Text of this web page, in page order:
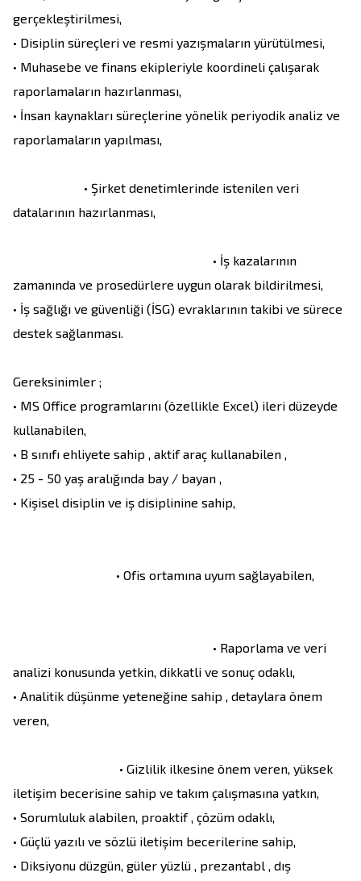
gerçekleştirilmesi,
• Disiplin süreçleri ve resmi yazışmaların yürütülmesi,
• Muhasebe ve finans ekipleriyle koordineli çalışarak
raporlamaların hazırlanması,
• İnsan kaynakları süreçlerine yönelik periyodik analiz ve
raporlamaların yapılması,
                      • Şirket denetimlerinde istenilen veri
datalarının hazırlanması,
                                                              • İş kazalarının
zamanında ve prosedürlere uygun olarak bildirilmesi,
• İş sağlığı ve güvenliği (İSG) evraklarının takibi ve sürece
destek sağlanması.
Gereksinimler ;
• MS Office programlarını (özellikle Excel) ileri düzeyde
kullanabilen,
• B sınıfı ehliyete sahip , aktif araç kullanabilen ,
• 25 - 50 yaş aralığında bay / bayan ,
• Kişisel disiplin ve iş disiplinine sahip,
                                • Ofis ortamına uyum sağlayabilen,
                                                              • Raporlama ve veri
analizi konusunda yetkin, dikkatli ve sonuç odaklı,
• Analitik düşünme yeteneğine sahip , detaylara önem
veren,
                                 • Gizlilik ilkesine önem veren, yüksek
iletişim becerisine sahip ve takım çalışmasına yatkın,
• Sorumluluk alabilen, proaktif , çözüm odaklı,
• Güçlü yazılı ve sözlü iletişim becerilerine sahip,
• Diksiyonu düzgün, güler yüzlü , prezantabl , dış